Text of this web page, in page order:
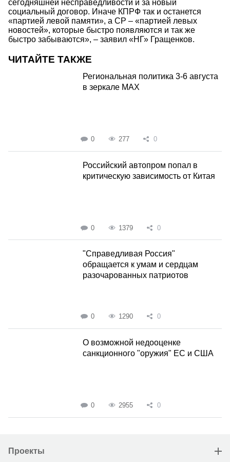
сегодняшней несправедливости и за новый
социальный договор. Иначе КПРФ так и останется
«партией левой памяти», а СР – «партией левых
новостей», которые быстро появляются и так же
быстро забываются», – заявил «НГ» Гращенков.
ЧИТАЙТЕ ТАКЖЕ
Региональная политика 3-6 августа
в зеркале MAX
0 277 0
Российский автопром попал в
критическую зависимость от Китая
0 1379 0
"Справедливая Россия"
обращается к умам и сердцам
разочарованных патриотов
0 1290 0
О возможной недооценке
санкционного "оружия" ЕС и США
0 2955 0
Проекты